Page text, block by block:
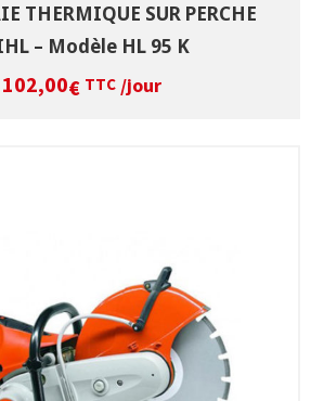
THERMIQUE SUR PERCHE
– Modèle HL 95 K
102,00€ TTC /jour
LES DATES
LE PRODUIT